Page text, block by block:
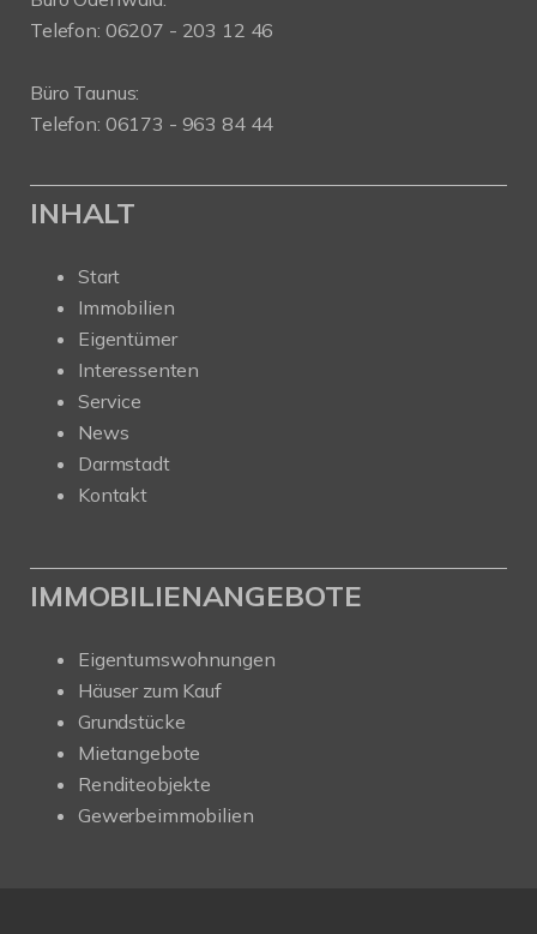
Telefon: 06207 - 203 12 46
Büro Taunus:
Telefon: 06173 - 963 84 44
INHALT
Start
Immobilien
Eigentümer
Interessenten
Service
News
Darmstadt
Kontakt
IMMOBILIENANGEBOTE
Eigentumswohnungen
Häuser zum Kauf
Grundstücke
Mietangebote
Renditeobjekte
Gewerbeimmobilien